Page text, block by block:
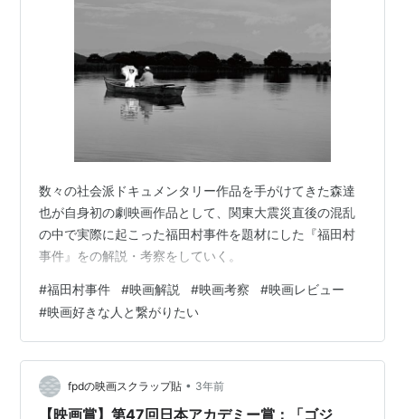
数々の社会派ドキュメンタリー作品を手がけてきた森達
也が自身初の劇映画作品として、関東大震災直後の混乱
の中で実際に起こった福田村事件を題材にした『福田村
事件』をの解説・考察をしていく。
#福田村事件 #映画解説 #映画考察 #映画レビュー
#映画好きな人と繋がりたい
fpdの映画スクラップ貼 • 3年前
【映画賞】第47回日本アカデミー賞：「ゴジ